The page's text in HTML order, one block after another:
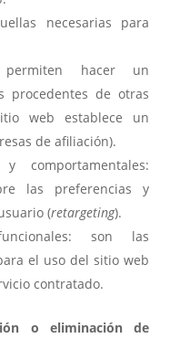
necesarias para
hacer un
procedentes de otras
web establece un
de afiliación).
comportamentales:
las preferencias y
(retargeting).
son las
el uso del sitio web
contratado.
o eliminación de